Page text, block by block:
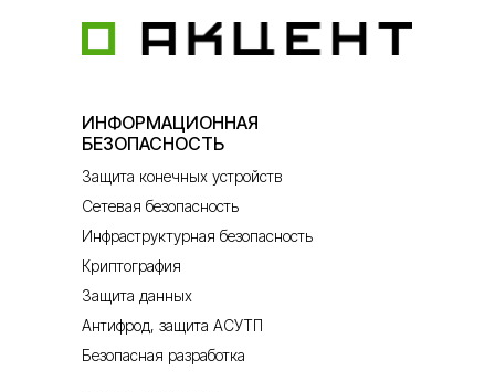
Безопасная разработка
Антифрод, защита АСУТП
Защита данных
Криптография
Инфраструктурная безопасность
Сетевая безопасность
Защита конечных устройств
ИНФОРМАЦИОННАЯ
БЕЗОПАСНОСТЬ